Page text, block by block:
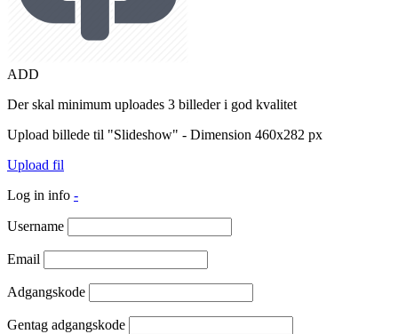
ADD
Der skal minimum uploades 3 billeder i god kvalitet
Upload billede til "Slideshow" - Dimension 460x282 px
Upload fil
Log in info -
Username
Email
Adgangskode
Gentag adgangskode